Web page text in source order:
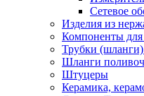
Сетевое
Изделия из
Компоненты для
Трубки
Шланги
Штуцеры
Керамика,